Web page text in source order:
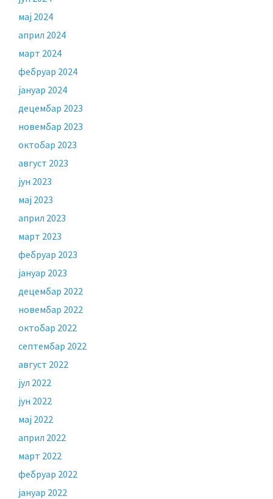
мај 2024
април 2024
март 2024
фебруар 2024
јануар 2024
децембар 2023
новембар 2023
октобар 2023
август 2023
јун 2023
мај 2023
април 2023
март 2023
фебруар 2023
јануар 2023
децембар 2022
новембар 2022
октобар 2022
септембар 2022
август 2022
јул 2022
јун 2022
мај 2022
април 2022
март 2022
фебруар 2022
јануар 2022